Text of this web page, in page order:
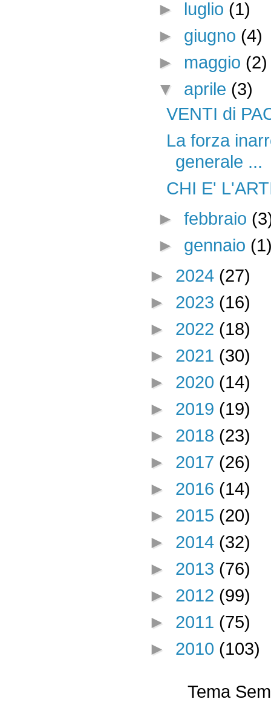
► luglio (1)
► giugno (4)
► maggio (2)
▼ aprile (3)
VENTI di
La forza
generale ...
CHI E'
►febbraio
► gennaio
► 2024 (27)
► 2023 (16)
► 2022 (18)
► 2021 (30)
► 2020 (14)
► 2019 (19)
► 2018 (23)
► 2017 (26)
► 2016 (14)
► 2015 (20)
► 2014 (32)
► 2013 (76)
► 2012 (99)
► 2011 (75)
► 2010 (103)
Tema